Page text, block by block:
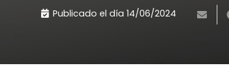
Publicado el día 14/06/2024